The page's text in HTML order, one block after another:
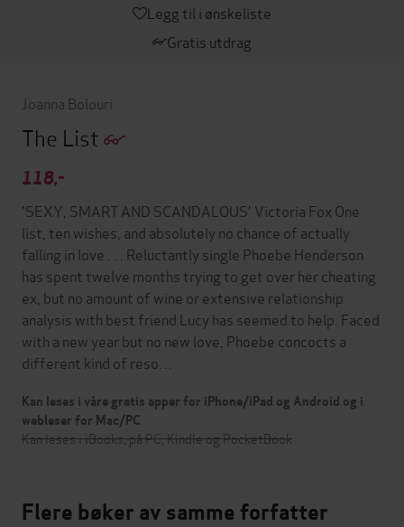
Legg til i ønskeliste
Gratis utdrag
Joanna Bolouri
The List
118,-
'SEXY, SMART AND SCANDALOUS' Victoria Fox One
list, ten wishes, and absolutely no chance of actually
falling in love . . . Reluctantly single Phoebe Henderson
has spent twelve months trying to get over her cheating
ex, but no amount of wine or extensive relationship
analysis with best friend Lucy has seemed to help. Faced
with a new year but no new love, Phoebe concocts a
different kind of reso…
Kan leses i våre gratis apper for iPhone/iPad og Android og i
webleser for Mac/PC
Kan leses i iBooks, på PC, Kindle og PocketBook
Flere bøker av samme forfatter